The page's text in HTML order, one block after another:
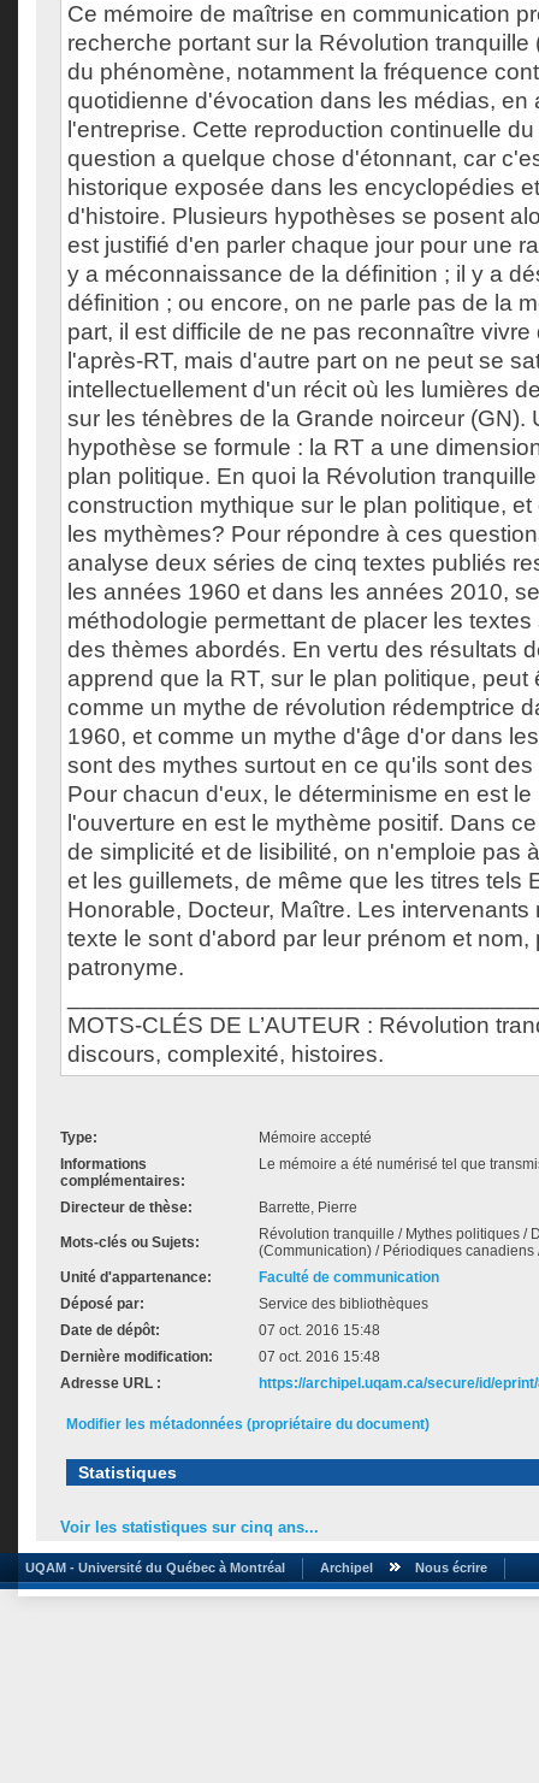
Ce mémoire de maîtrise en communication
recherche portant sur la Révolution tranquille
du phénomène, notamment la fréquence
quotidienne d'évocation dans les médias, en
l'entreprise. Cette reproduction continuelle
question a quelque chose d'étonnant, car
historique exposée dans les encyclopédies
d'histoire. Plusieurs hypothèses se posent
est justifié d'en parler chaque jour pour une
y a méconnaissance de la définition ; il y a
définition ; ou encore, on ne parle pas de la
part, il est difficile de ne pas reconnaître
l'après-RT, mais d'autre part on ne peut se
intellectuellement d'un récit où les lumières
sur les ténèbres de la Grande noirceur (GN).
hypothèse se formule : la RT a une
plan politique. En quoi la Révolution
construction mythique sur le plan politique,
les mythèmes? Pour répondre à ces
analyse deux séries de cinq textes publiés
les années 1960 et dans les années 2010,
méthodologie permettant de placer les
des thèmes abordés. En vertu des résultats
apprend que la RT, sur le plan politique, peut
comme un mythe de révolution rédemptrice
1960, et comme un mythe d'âge d'or dans
sont des mythes surtout en ce qu'ils sont
Pour chacun d'eux, le déterminisme en est
l'ouverture en est le mythème positif. Dans
de simplicité et de lisibilité, on n'emploie pas
et les guillemets, de même que les titres tels
Honorable, Docteur, Maître. Les
texte le sont d'abord par leur prénom et nom,
patronyme.
MOTS-CLÉS DE L’AUTEUR : Révolution
discours, complexité, histoires.
Type:
Mémoire accepté
Informations
complémentaires:
Le mémoire a été numérisé tel que
Directeur de thèse: Barrette, Pierre
Mots-clés ou Sujets:
Révolution tranquille / Mythes politiques /
(Communication) / Périodiques canadiens
Unité d'appartenance:
Faculté de communication
Déposé par:
Service des bibliothèques
Date de dépôt:
07 oct. 2016 15:48
Dernière modification:
07 oct. 2016 15:48
Adresse URL :
https://archipel.uqam.ca/secure/id/
Modifier les métadonnées (propriétaire du document)
Statistiques
Voir les statistiques sur cinq ans...
UQAM - Université du Québec à Montréal Archipel Nous écrire